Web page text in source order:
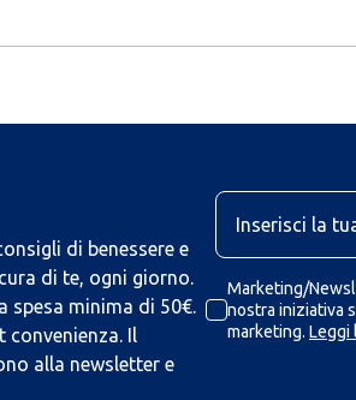
di benessere e
di te, ogni giorno.
spesa minima di 50€.
convenienza. Il
alla newsletter e
Marketing/
nostra iniziativa
marketing. Leggi